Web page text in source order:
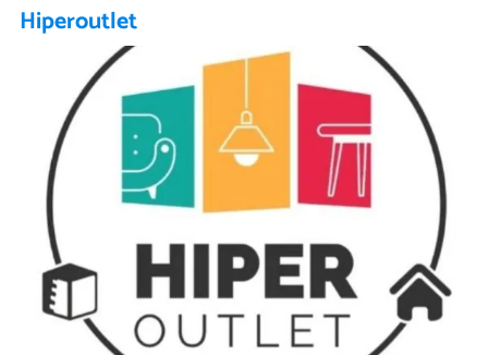
Hiperoutlet